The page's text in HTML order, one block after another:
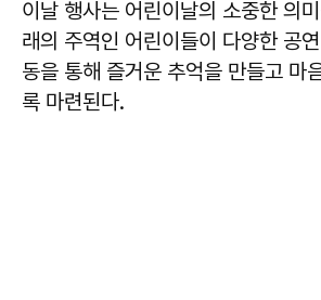
이날 행사는 어린이날의 소중한 의
래의 주역인 어린이들이 다양한 공
동을 통해 즐거운 추억을 만들고 마
록 마련된다.